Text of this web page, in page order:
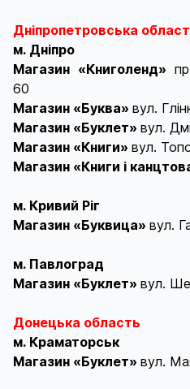
Дніпропетровська
м. Дніпро
Магазин «Книголенд»
60
Магазин «Буква» вул.
Магазин «Буклет» вул.
Магазин «Книги» вул.
Магазин «Книги і
м. Кривий Ріг
Магазин «Буквица» вул.
м. Павлоград
Магазин «Буклет» вул.
Донецька область
м. Краматорськ
Магазин «Буклет» вул.